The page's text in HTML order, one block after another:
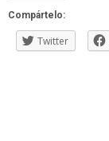
Compártelo:
Twitter